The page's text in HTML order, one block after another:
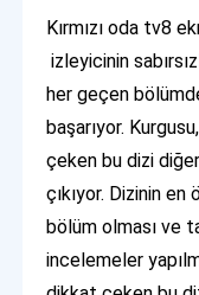
Kırmızı oda tv8
izleyicinin
her geçen
başarıyor.
çeken bu dizi
çıkıyor. Dizinin
bölüm olması ve
incelemeler